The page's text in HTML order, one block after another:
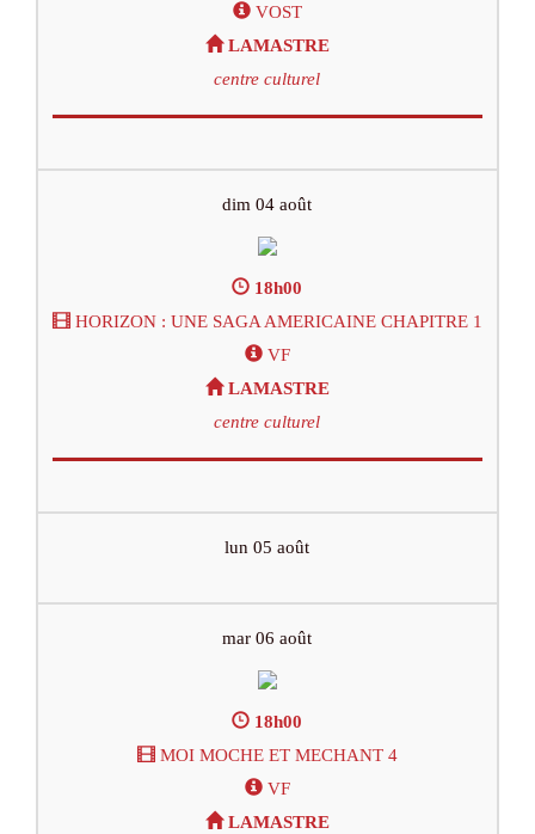
VOST
LAMASTRE
centre culturel
dim 04 août
18h00
HORIZON : UNE SAGA AMERICAINE CHAPITRE 1
VF
LAMASTRE
centre culturel
lun 05 août
mar 06 août
18h00
MOI MOCHE ET MECHANT 4
VF
LAMASTRE